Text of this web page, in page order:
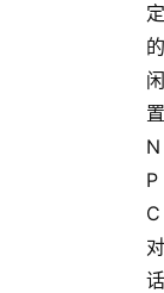
定
的
闲
置
N
P
C
对
话